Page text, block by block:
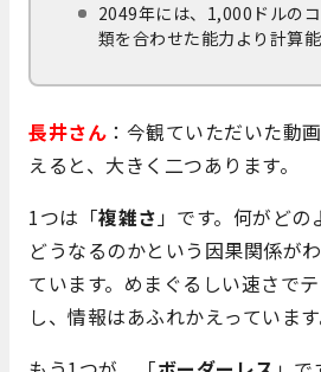
2049年には、1,000ドルの
類を合わせた能力より計算
長井さん ：今観ていただいた動
えると、大きく二つあります。
1つは「複雑さ」です。何がど
どうなるのかという因果関係が
ています。めまぐるしい速さで
し、情報はあふれかえっています